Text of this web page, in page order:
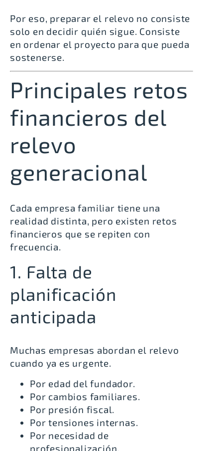
Por eso, preparar el relevo no consiste
solo en decidir quién sigue. Consiste
en ordenar el proyecto para que pueda
sostenerse.
Principales retos
financieros del
relevo
generacional
Cada empresa familiar tiene una
realidad distinta, pero existen retos
financieros que se repiten con
frecuencia.
1. Falta de
planificación
anticipada
Muchas empresas abordan el relevo
cuando ya es urgente.
Por edad del fundador.
Por cambios familiares.
Por presión fiscal.
Por tensiones internas.
Por necesidad de
profesionalización.